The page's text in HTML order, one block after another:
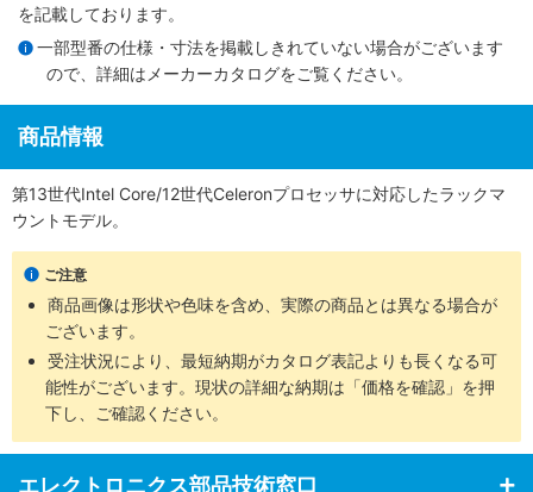
を記載しております。
一部型番の仕様・寸法を掲載しきれていない場合がございます
ので、詳細は メーカーカタログをご覧ください。
商品情報
第13世代Intel Core/12世代Celeronプロセッサに対応したラックマ
ウントモデル。
ご注意
商品画像は形状や色味を含め、実際の商品とは異なる場合が
ございます。
受注状況により、最短納期がカタログ表記よりも長くなる可
能性がございます。現状の詳細な納期は「価格を確認」を押
下し、ご確認ください。
エレクトロニクス部品技術窓口